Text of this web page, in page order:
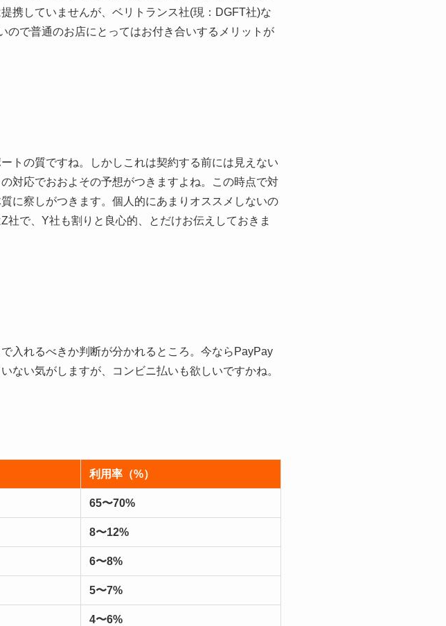
携していませんが、ベリトランス社(現：DGFT社)な
ので普通のお店にとってはお付き合いするメリットが
トの質ですね。しかしこれは契約する前には見えない
対応でおおよその予想がつきますよね。この時点で対
に察しがつきます。個人的にあまりオススメしないの
で、Y社も割りと良心的、とだけお伝えしておきま
入れるべきか判断が分かれるところ。今ならPayPay
ない気がしますが、コンビニ払いも欲しいですかね。
利用率（%）
65〜70%
8〜12%
6〜8%
5〜7%
4〜6%